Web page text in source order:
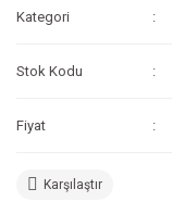
Kategori
Stok Kodu
Fiyat
Karşılaştır